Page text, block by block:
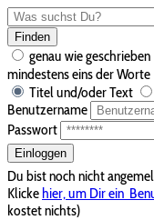
Finden
genau wie geschrieben
mindestens eins der Worte
Titel und/oder Text
Benutzername
Passwort
Einloggen
Du bist noch nicht
Klickehier, um Dir ein
kostet nichts)